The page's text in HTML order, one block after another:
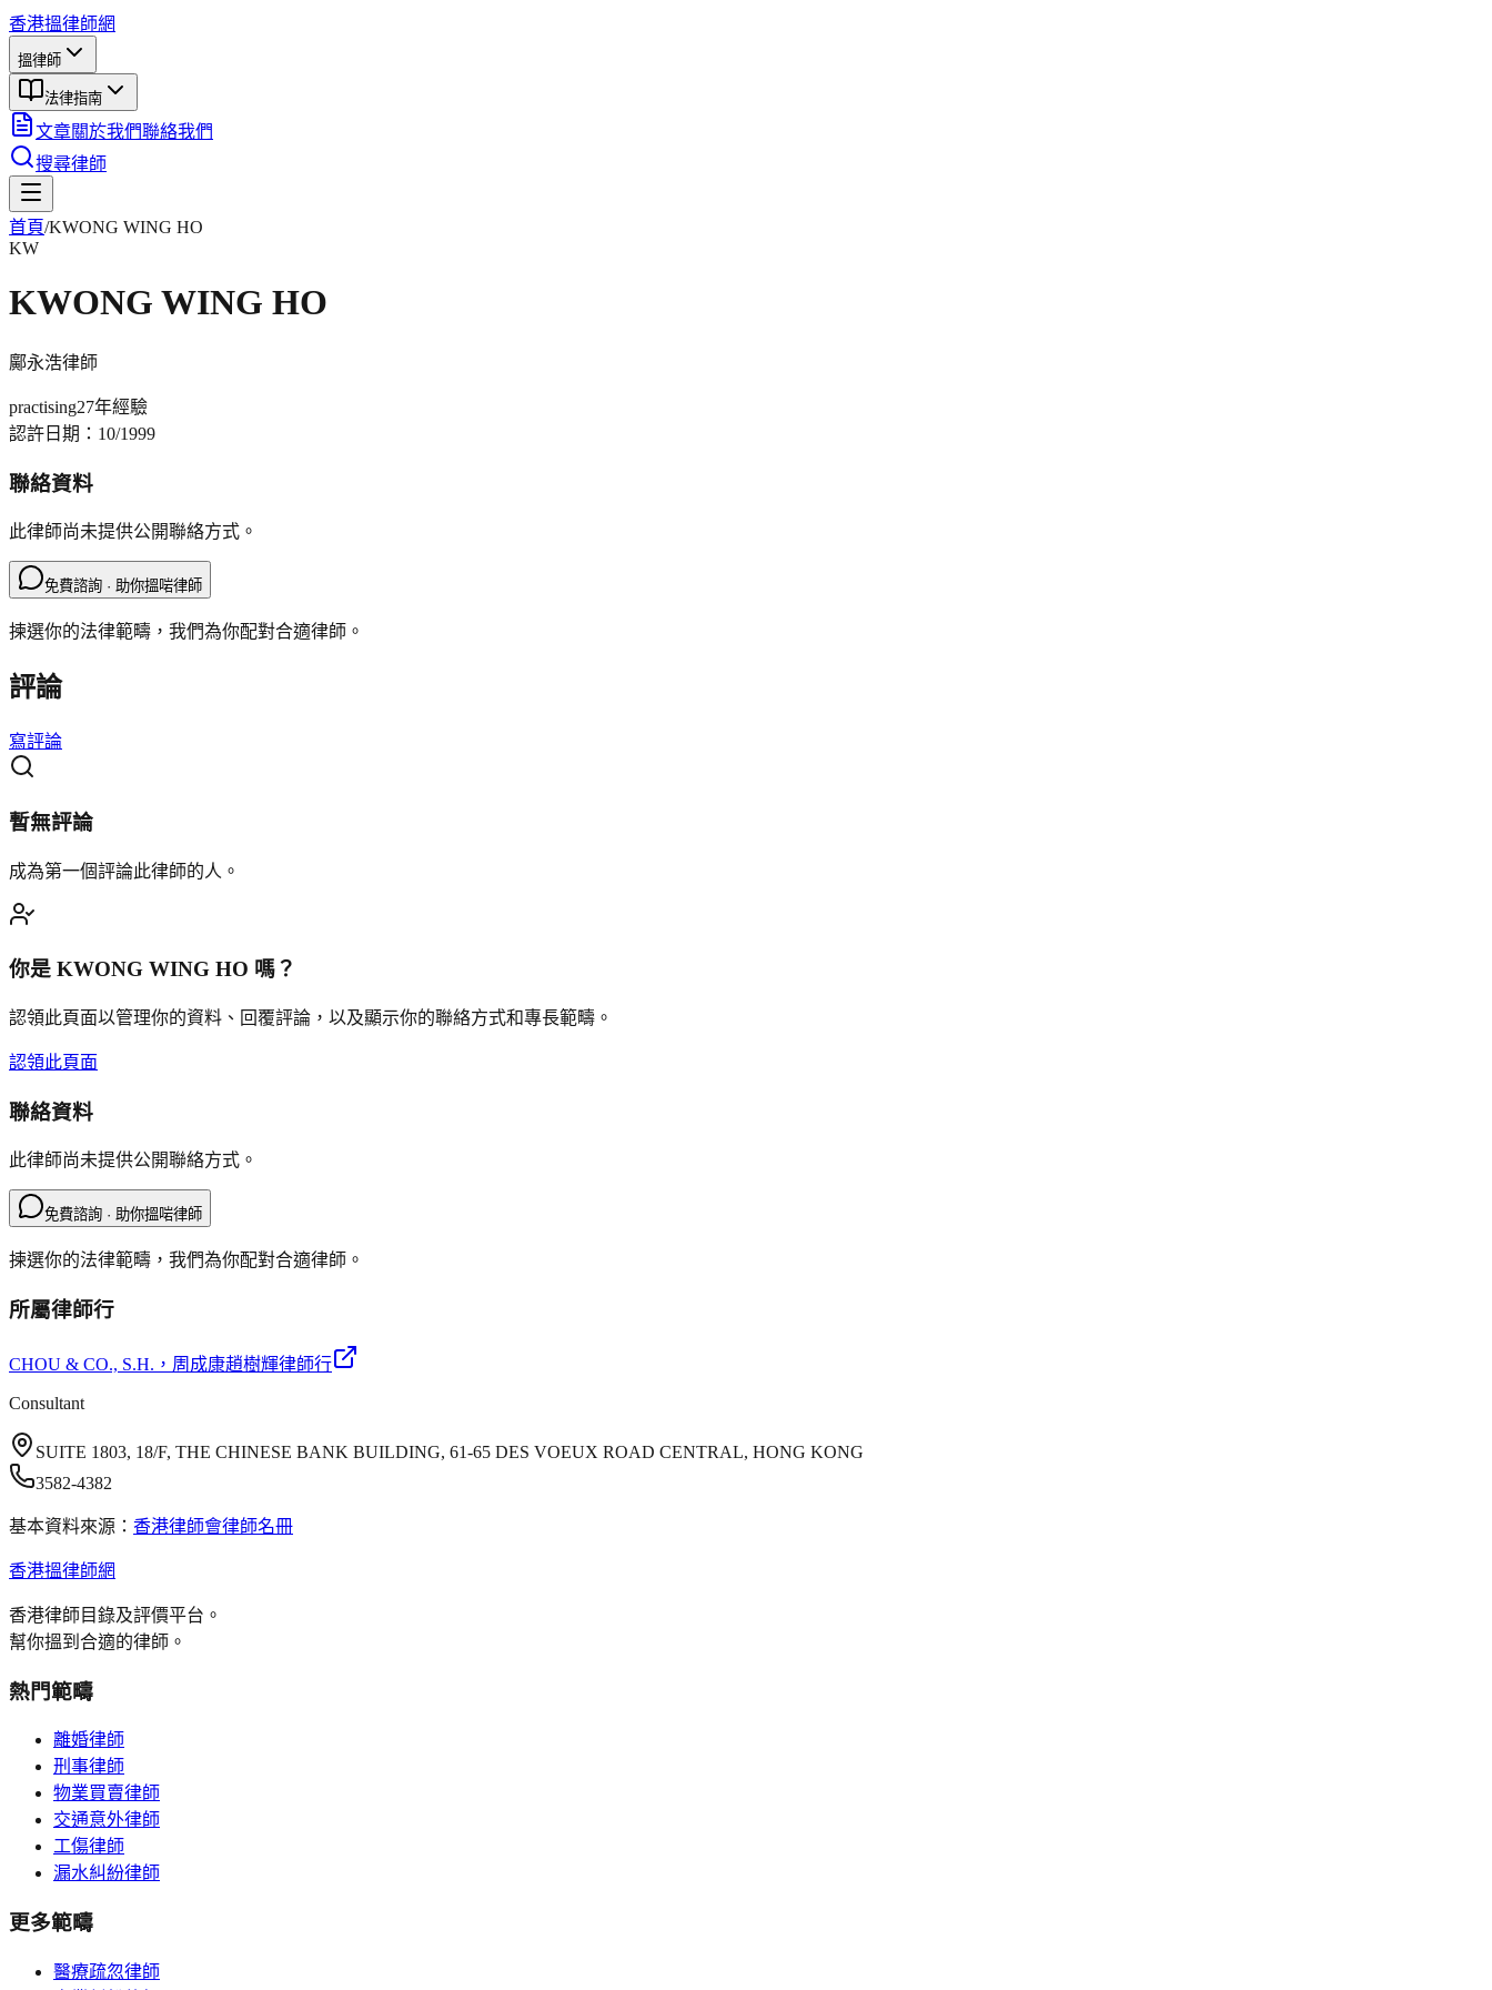
香港搵律師網
搵律師
法律指南
文章關於我們聯絡我們
搜尋律師
首頁/KWONG WING HO
KW
KWONG WING HO
鄺永浩律師
practising27年經驗
認許日期： 10/1999
聯絡資料
此律師尚未提供公開聯絡方式。
免費諮詢 · 助你搵啱律師
揀選你的法律範疇，我們為你配對合適律師。
評論
寫評論
暫無評論
成為第一個評論此律師的人。
你是 KWONG WING HO 嗎？
認領此頁面以管理你的資料、回覆評論，以及顯示你的聯絡方式和專長範疇。
認領此頁面
聯絡資料
此律師尚未提供公開聯絡方式。
免費諮詢 · 助你搵啱律師
揀選你的法律範疇，我們為你配對合適律師。
所屬律師行
CHOU & CO., S.H. ，周成康趙樹輝律師行
Consultant
SUITE 1803, 18/F, THE CHINESE BANK BUILDING, 61-65 DES VOEUX ROAD CENTRAL, HONG KONG
3582-4382
基本資料來源： 香港律師會律師名冊
香港搵律師網
香港律師目錄及評價平台。
幫你搵到合適的律師。
熱門範疇
離婚律師
刑事律師
物業買賣律師
交通意外律師
工傷律師
漏水糾紛律師
更多範疇
醫療疏忽律師